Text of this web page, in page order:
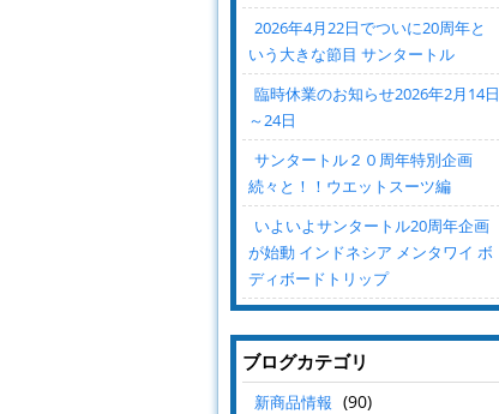
2026年4月22日でついに20周年と
いう大きな節目 サンタートル
臨時休業のお知らせ2026年2月14日
～24日
サンタートル２０周年特別企画
続々と！！ウエットスーツ編
いよいよサンタートル20周年企画
が始動 インドネシア メンタワイ ボ
ディボードトリップ
ブログカテゴリ
新商品情報 (90)